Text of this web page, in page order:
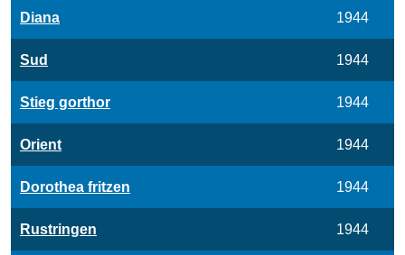
Diana 1944
Sud 1944
Stieg gorthor 1944
Orient 1944
Dorothea fritzen 1944
Rustringen 1944